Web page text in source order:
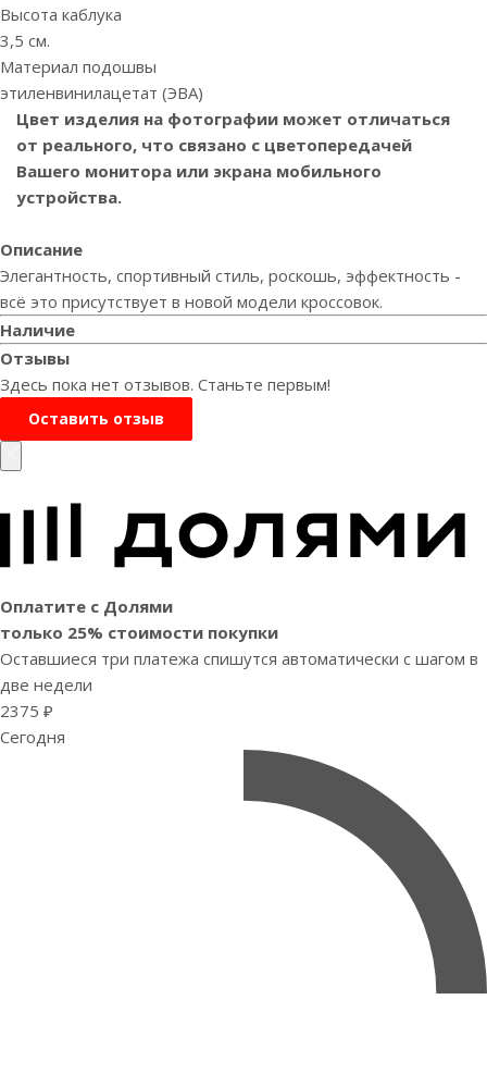
Высота каблука
3,5 см.
Материал подошвы
этиленвинилацетат (ЭВА)
Цвет изделия на фотографии может отличаться
от реального, что связано с цветопередачей
Вашего монитора или экрана мобильного
устройства.
Описание
Элегантность, спортивный стиль, роскошь, эффектность -
всё это присутствует в новой модели кроссовок.
Наличие
Отзывы
Здесь пока нет отзывов. Станьте первым!
Оставить отзыв
Оплатите с Долями
только 25% стоимости покупки
Оставшиеся три платежа спишутся автоматически с шагом в
две недели
2375 ₽
Сегодня